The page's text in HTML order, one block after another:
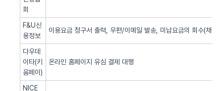
회
F&U신
용정보
이용요금 청구서 출력, 우편/이메일 발송, 미납요금의 회수(채권
다우데
이타(키
움페이)
온라인 홈페이지 유심 결제 대행
NICE